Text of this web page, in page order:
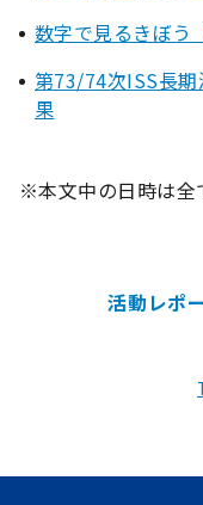
数字で見るきぼう
第73/74次ISS長
果
※本文中の日時は全
活動レポ